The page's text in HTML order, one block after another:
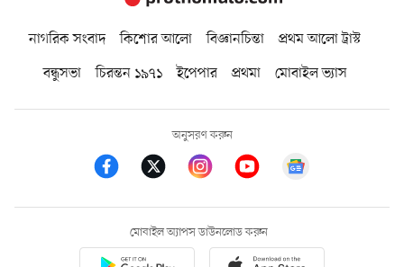
নাগরিক সংবাদ কিশোর আলো বিজ্ঞানচিন্তা
প্রথম আলো ট্রাস্ট
বন্ধুসভা
চিরন্তন ১৯৭১ ইপেপার প্রথমা মোবাইল ভ্যাস
অনুসরণ করুন
মোবাইল অ্যাপস ডাউনলোড করুন